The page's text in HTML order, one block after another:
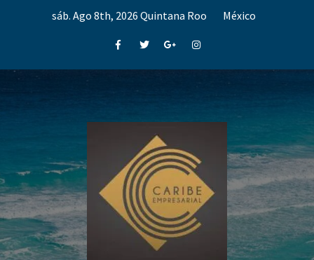
sáb. Ago 8th, 2026 Quintana Roo México
FacebookTwitterGoogle+Instagram